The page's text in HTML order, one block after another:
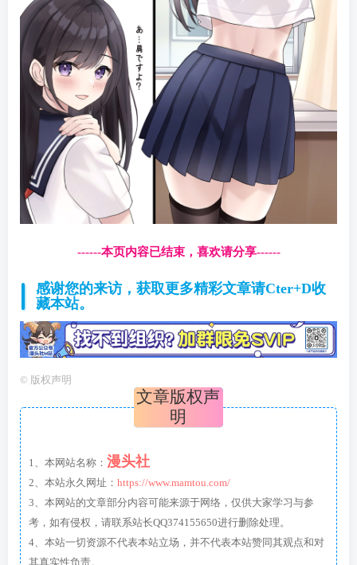
------本页内容已结束，喜欢请分享------
感谢您的来访，获取更多精彩文章请Cter+D收
藏本站。
© 版权声明
文章版权声
明
1、本网站名称： 漫头社
2、本站永久网址： https://www.mamtou.com/
3、本网站的文章部分内容可能来源于网络，仅供大家学习与参
考，如有侵权，请联系站长QQ374155650进行删除处理。
4、本站一切资源不代表本站立场，并不代表本站赞同其观点和对
其真实性负责。